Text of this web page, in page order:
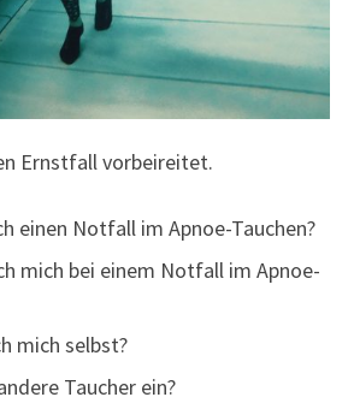
Ernstfall vorbeireitet.
einen Notfall im Apnoe-Tauchen?
mich bei einem Notfall im Apnoe-
mich selbst?
Taucher ein?